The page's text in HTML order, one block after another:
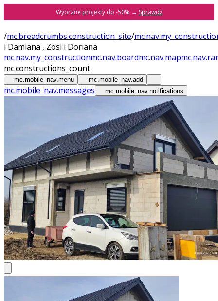
Wybrane projekty do -50% → Sprawdź
/mc.breadcrumbs.construction_site/
i Damiana , Zosi i Doriana
mc.nav.my_constructionmc.nav.boardmc.nav.map
mc.constructions_count
mc.mobile_nav.menu mc.mobile_nav.add
mc.mobile_nav.messages mc.mobile_nav.notifications